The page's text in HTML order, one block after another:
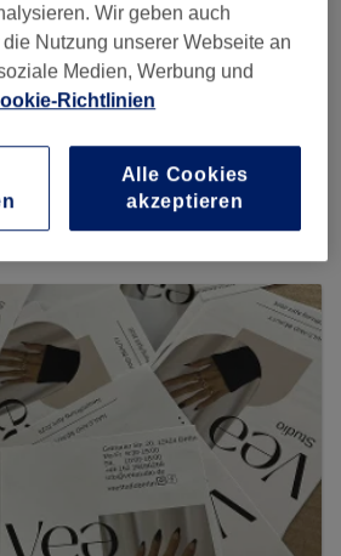
Rudow, 12355 Berlin
Wir geben auch
Nutzung unserer Webseite an
Medien, Werbung und
Richtlinien
Alle Cookies
akzeptieren